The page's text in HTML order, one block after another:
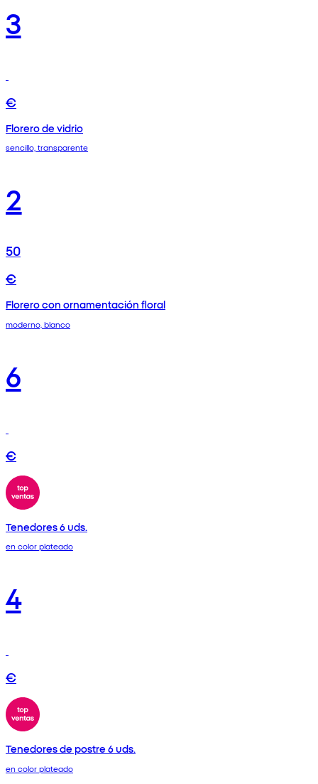
3
€
Florero de vidrio
sencillo, transparente
2
50
€
Florero con ornamentación floral
moderno, blanco
6
€
Tenedores 6 uds.
en color plateado
4
€
Tenedores de postre 6 uds.
en color plateado